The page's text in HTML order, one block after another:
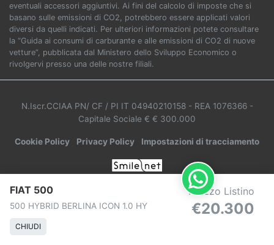
FIAT 500
500 HYBRID BERLINA ICON 1.0 HY
Prezzo Listino
€20.300
CHIUDI
eventuali accessori aggiuntivi. Ai fini del calcolo di imposte che si
basano sulle emissioni di CO2, potrebbero essere applicati valori
diversi da quelli indicati. Per ulteriori informazioni potete consultare
la “Guida ai consumi di carburante e alle emissioni di CO2 di nuove
vetture”, pubblicata dal Ministero dello Sviluppo Economico o
rivolgervi presso una delle nostre filiali.
N.Iscr.CCIAA PN/ CF / PI IT 04940210158 - REA 1076366 -
Capitale Sociale € € 300.000
Cookie Policy Privacy Policy Impostazioni di tracciamento